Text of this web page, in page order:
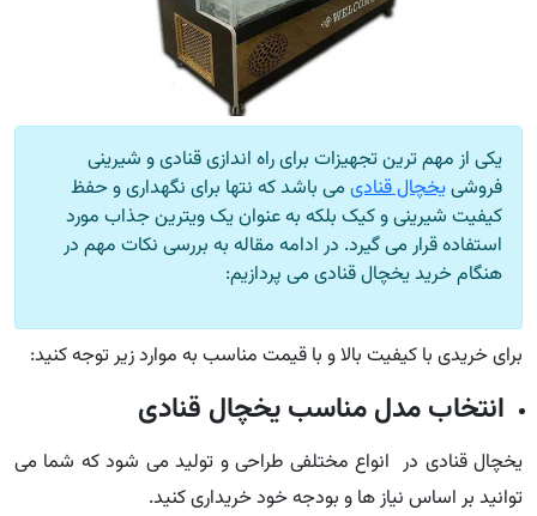
یکی از مهم ترین تجهیزات برای راه اندازی قنادی و شیرینی
فروشییخچال قنادی می باشد که نتها برای نگهداری و حفظ
کیفیت شیرینی و کیک بلکه به عنوان یک ویترین جذاب مورد
استفاده قرار می گیرد. در ادامه مقاله به بررسی نکات مهم در
هنگام خرید یخچال قنادی می پردازیم:
برای خریدی با کیفیت بالا و با قیمت مناسب به موارد زیر توجه کنید:
انتخاب مدل مناسب یخچال قنادی
یخچال قنادی در انواع مختلفی طراحی و تولید می شود که شما می
توانید بر اساس نیاز ها و بودجه خود خریداری کنید.